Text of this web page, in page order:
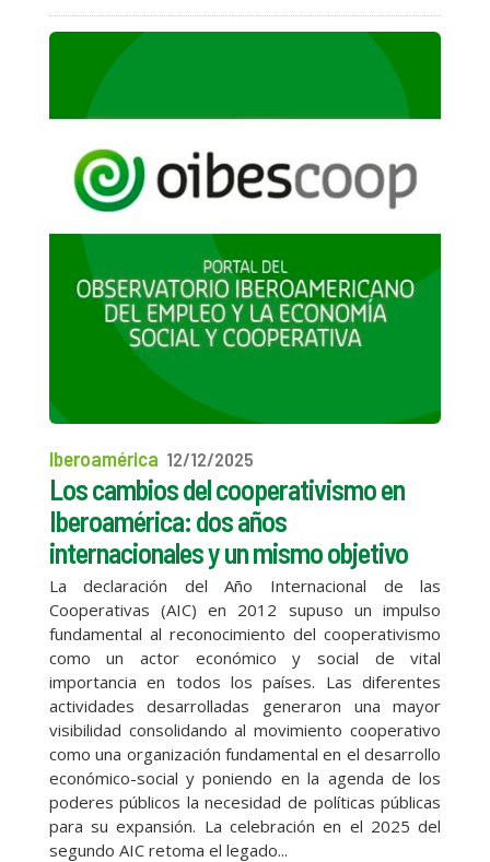
Iberoamérica 12/12/2025
Los cambios del cooperativismo en
Iberoamérica: dos años
internacionales y un mismo objetivo
La declaración del Año Internacional de las
Cooperativas (AIC) en 2012 supuso un impulso
fundamental al reconocimiento del cooperativismo
como un actor económico y social de vital
importancia en todos los países. Las diferentes
actividades desarrolladas generaron una mayor
visibilidad consolidando al movimiento cooperativo
como una organización fundamental en el desarrollo
económico-social y poniendo en la agenda de los
poderes públicos la necesidad de políticas públicas
para su expansión. La celebración en el 2025 del
segundo AIC retoma el legado...